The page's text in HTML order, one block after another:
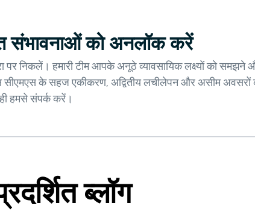
संभावनाओं को अनलॉक करें
निकलें। हमारी टीम आपके अनूठे व्यावसायिक लक्ष्यों को
के सहज एकीकरण, अद्वितीय लचीलेपन और असीम
हमसे संपर्क करें।
ब्लॉग